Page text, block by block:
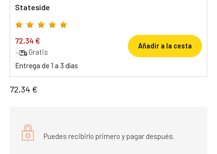
Stateside
72,34 €
Gratis
Entrega de 1 a 3 días
Añadir a la cesta
72,34 €
Puedes recibirlo primero y pagar después.